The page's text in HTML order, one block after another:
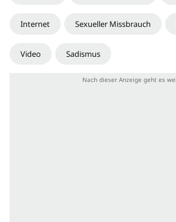
Internet Sexueller Missbrauch
Video Sadismus